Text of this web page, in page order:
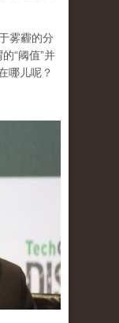
雾霾的分
“阈值”并
哪儿呢？